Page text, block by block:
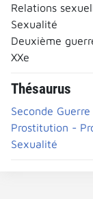
Relations
Sexualité
Deuxième
XXe
Thésaurus
Seconde
Prostitution -
Sexualité